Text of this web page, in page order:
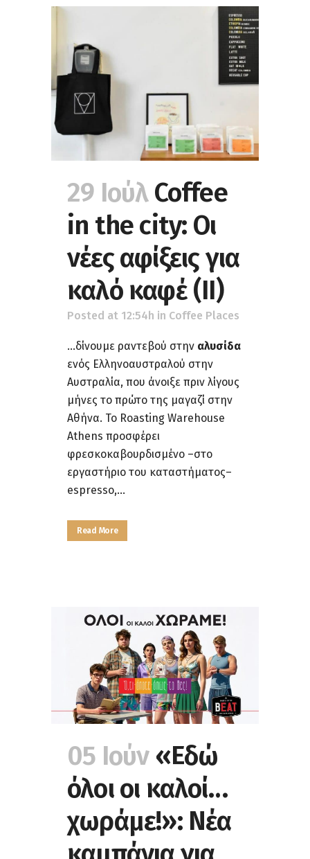
29 Ιούλ Coffee
in the city: Οι
νέες αφίξεις για
καλό καφέ (ΙΙ)
Posted at 12:54h in Coffee Places
...δίνουμε ραντεβού στην αλυσίδα
ενός Ελληνοαυστραλού στην
Αυστραλία, που άνοιξε πριν λίγους
μήνες το πρώτο της μαγαζί στην
Αθήνα. Το Roasting Warehouse
Athens προσφέρει
φρεσκοκαβουρδισμένο –στο
εργαστήριο του καταστήματος–
espresso,...
Read More
05 Ιούν «Εδώ
όλοι οι καλοί…
χωράμε!»: Νέα